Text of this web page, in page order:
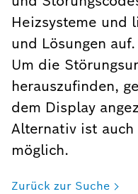
Heizsysteme und
und Lösungen auf.
Um die
herauszufinden,
dem Display
Alternativ ist
möglich.
Zurück zur Suche